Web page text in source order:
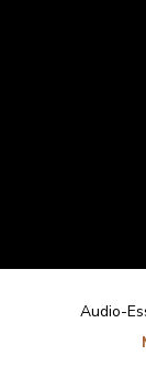
Audio-